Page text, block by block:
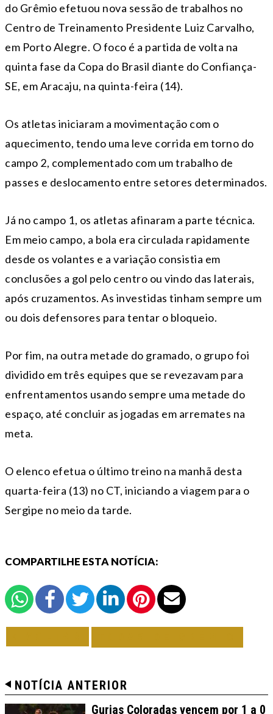
do Grêmio efetuou nova sessão de trabalhos no
Centro de Treinamento Presidente Luiz Carvalho,
em Porto Alegre. O foco é a partida de volta na
quinta fase da Copa do Brasil diante do Confiança-
SE, em Aracaju, na quinta-feira (14).
Os atletas iniciaram a movimentação com o
aquecimento, tendo uma leve corrida em torno do
campo 2, complementado com um trabalho de
passes e deslocamento entre setores determinados.
Já no campo 1, os atletas afinaram a parte técnica.
Em meio campo, a bola era circulada rapidamente
desde os volantes e a variação consistia em
conclusões a gol pelo centro ou vindo das laterais,
após cruzamentos. As investidas tinham sempre um
ou dois defensores para tentar o bloqueio.
Por fim, na outra metade do gramado, o grupo foi
dividido em três equipes que se revezavam para
enfrentamentos usando sempre uma metade do
espaço, até concluir as jogadas em arremates na
meta.
O elenco efetua o último treino na manhã desta
quarta-feira (13) no CT, iniciando a viagem para o
Sergipe no meio da tarde.
COMPARTILHE ESTA NOTÍCIA:
NOTÍCIA ANTERIOR
Gurias Coloradas vencem por 1 a 0